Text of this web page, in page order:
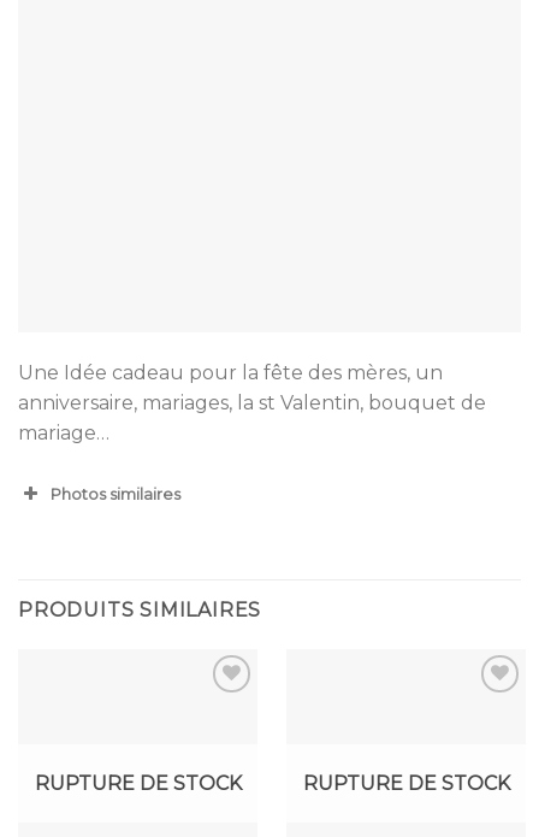
Une Idée cadeau pour la fête des mères, un
anniversaire, mariages, la st Valentin, bouquet de
mariage…
Photos similaires
PRODUITS SIMILAIRES
wishlist
RUPTURE DE STOCK
wishlist
RUPTURE DE STOCK